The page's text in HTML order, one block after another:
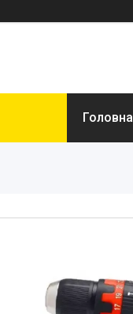
Головна